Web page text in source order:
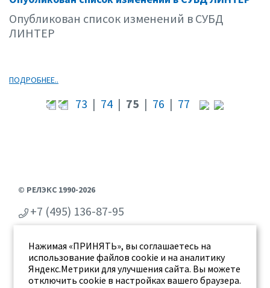
07.09
Опубликован список изменений в СУБД
ЛИНТЕР
ПОДРОБНЕЕ..
73 | 74 | 75 | 76 | 77
Нажимая «ПРИНЯТЬ», вы соглашаетесь на
использование файлов cookie и на аналитику
Яндекс.Метрики для улучшения сайта. Вы можете
отключить cookie в настройках вашего браузера.
© РЕЛЭКС 1990-2026
+7 (495) 136-87-95
г. Воронеж, ул. Бахметьева 2Б